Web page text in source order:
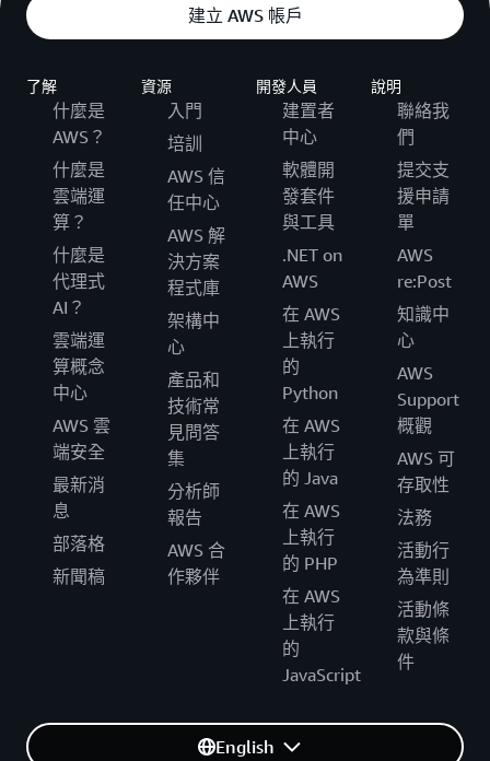
建立 AWS 帳戶
了解
什麼是
AWS？
什麼是
雲端運
算？
什麼是
代理式
AI？
雲端運
算概念
中心
AWS 雲
端安全
最新消
息
部落格
新聞稿
資源
入門
培訓
AWS 信
任中心
AWS 解
決方案
程式庫
架構中
心
產品和
技術常
見問答
集
分析師
報告
AWS 合
作夥伴
開發人員
建置者
中心
軟體開
發套件
與工具
.NET on
AWS
在 AWS
上執行
的
Python
在 AWS
上執行
的 Java
在 AWS
上執行
的 PHP
在 AWS
上執行
的
JavaScript
說明
聯絡我
們
提交支
援申請
單
AWS
re:Post
知識中
心
AWS
Support
概觀
AWS 可
存取性
法務
活動行
為準則
活動條
款與條
件
English